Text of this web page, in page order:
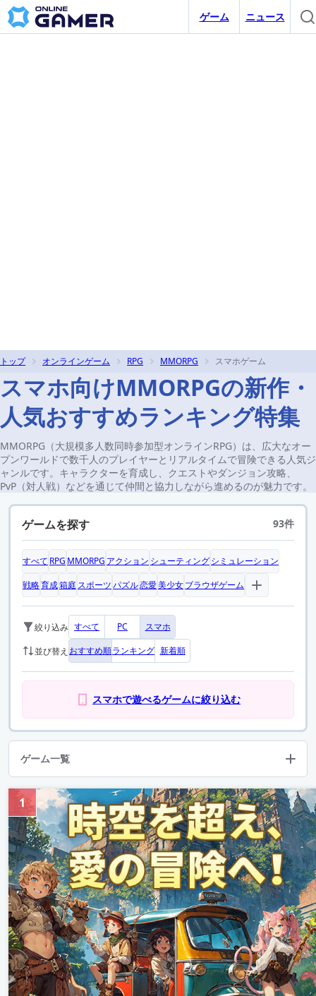
ゲーム ニュース
トップ オンラインゲーム RPG MMORPG スマホゲーム
スマホ向けMMORPGの新作・
人気おすすめランキング特集
MMORPG（大規模多人数同時参加型オンラインRPG）は、広大なオー
プンワールドで数千人のプレイヤーとリアルタイムで冒険できる人気ジ
ャンルです。キャラクターを育成し、クエストやダンジョン攻略、
PvP（対人戦）などを通じて仲間と協力しながら進めるのが魅力です。
ゲームを探す 93件
すべて RPG MMORPG アクション シューティングシミュレーション
戦略育成箱庭 スポーツパズル恋愛美少女ブラウザゲーム
絞り込み すべて PC スマホ
並び替え おすすめ順ランキング 新着順
スマホで遊べるゲームに絞り込む
ゲーム一覧
1